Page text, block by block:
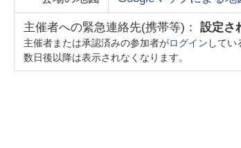
主催者への緊急連絡先(携帯等)：設定さ
主催者または承認済みの参加者がログイン してい
数日後以降は表示されなくなります。